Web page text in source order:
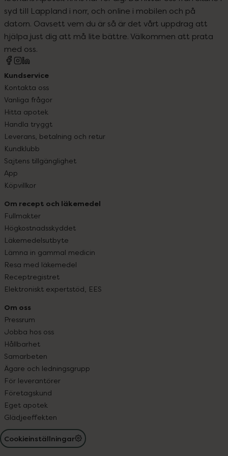
syd till Lappland i norr, och online i mobilen och på
datorn. Oavsett vem du är så är det vårt uppdrag att
hjälpa just dig att må lite bättre. Välkommen att prata
med oss.
Kundservice
Kontakta oss
Vanliga frågor
Hitta apotek
Handla tryggt
Leverans, betalning och retur
Kundklubb
Sajtens tillgänglighet
App
Köpvillkor
Om recept och läkemedel
Fullmakter
Högkostnadsskyddet
Läkemedelsutbyte
Lämna in gammal medicin
Resa med läkemedel
Receptregistret
Elektroniskt expertstöd, EES
Om oss
Pressrum
Jobba hos oss
Hållbarhet
Samarbeten
Ägare och ledningsgrupp
För leverantörer
Företagskund
Eget apotek
Glädjeeffekten
Cookieinställningar